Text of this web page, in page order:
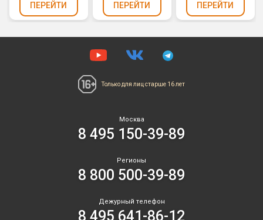
ПЕРЕЙТИ ПЕРЕЙТИ ПЕРЕЙТИ
Только для лицстарше 16 лет
Москва
8 495 150-39-89
Регионы
8 800 500-39-89
Дежурный телефон
8 495 641-86-12